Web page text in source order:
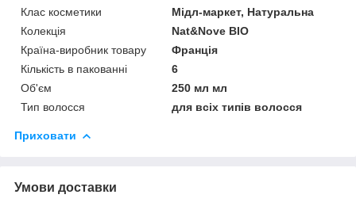
Клас косметики
Мідл-маркет, Натуральна
Колекція
Nat&Nove BIO
Країна-виробник товару
Франція
Кількість в пакованні
6
Об'єм
250 мл мл
Тип волосся
для всіх типів волосся
Приховати
Умови доставки